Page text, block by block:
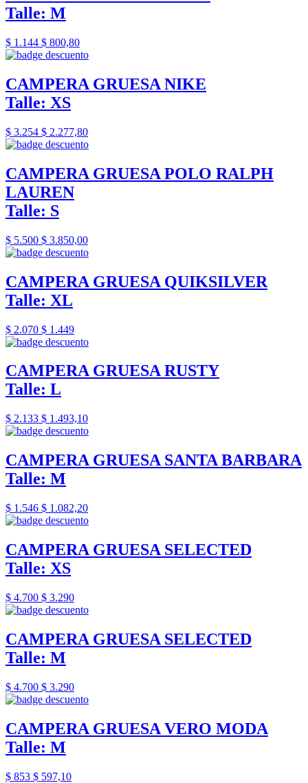
Talle: M
$ 1.144 $ 800,80
CAMPERA GRUESA NIKE
Talle: XS
$ 3.254 $ 2.277,80
CAMPERA GRUESA POLO RALPH
LAUREN
Talle: S
$ 5.500 $ 3.850,00
CAMPERA GRUESA QUIKSILVER
Talle: XL
$ 2.070 $ 1.449
CAMPERA GRUESA RUSTY
Talle: L
$ 2.133 $ 1.493,10
CAMPERA GRUESA SANTA BARBARA
Talle: M
$ 1.546 $ 1.082,20
CAMPERA GRUESA SELECTED
Talle: XS
$ 4.700 $ 3.290
CAMPERA GRUESA SELECTED
Talle: M
$ 4.700 $ 3.290
CAMPERA GRUESA VERO MODA
Talle: M
$ 853 $ 597,10